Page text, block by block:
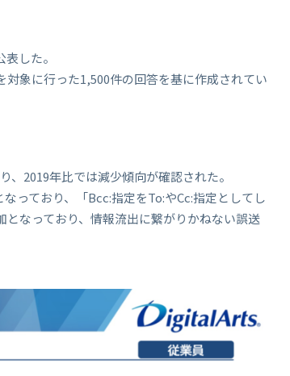
した。
象に行った1,500件の回答を基に作成されてい
2019年比では減少傾向が確認された。
っており、「Bcc:指定をTo:やCc:指定としてし
なっており、情報流出に繋がりかねない誤送